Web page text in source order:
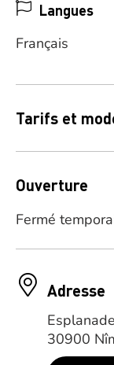
Langues
Français
Tarifs et
Ouverture
Fermé
Adresse
30900